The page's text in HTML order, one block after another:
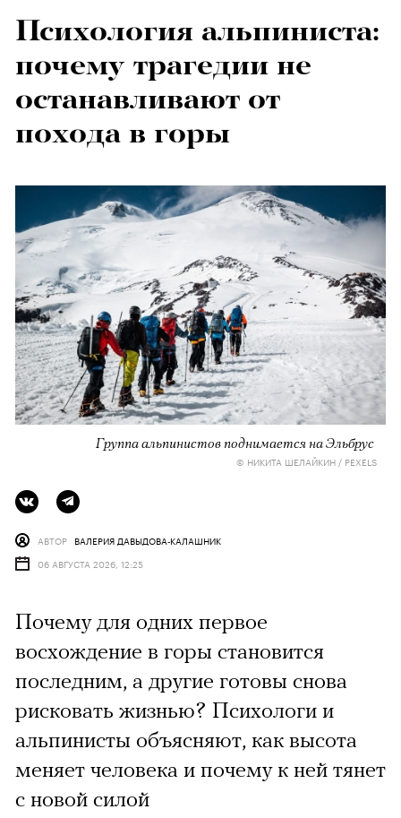
Психология альпиниста:
почему трагедии не
останавливают от
похода в горы
Группа альпинистов поднимается на Эльбрус
© НИКИТА ШЕЛАЙКИН / PEXELS
АВТОР ВАЛЕРИЯ ДАВЫДОВА-КАЛАШНИК
06 АВГУСТА 2026, 12:25
Почему для одних первое
восхождение в горы становится
последним, а другие готовы снова
рисковать жизнью? Психологи и
альпинисты объясняют, как высота
меняет человека и почему к ней тянет
с новой силой